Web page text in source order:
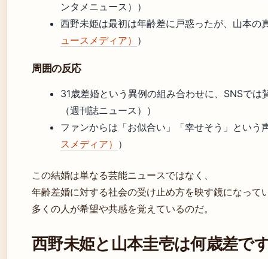
ンタメニュース））
西野未姫は最初は年齢差に戸惑ったが、山本の
ュースメディア） ）
周囲の反応
31歳差婚という異例の組み合わせに、SNSで
（週刊誌ニュース））
ファンからは「お似合い」「幸せそう」という
スメディア） ）
この結婚は単なる芸能ニュースではなく、
年齢差婚に対する社会の受け止め方を映す鏡になっ
多くの人が希望や共感を覚えているのだ。
西野未姫と山本圭壱は何歳差で